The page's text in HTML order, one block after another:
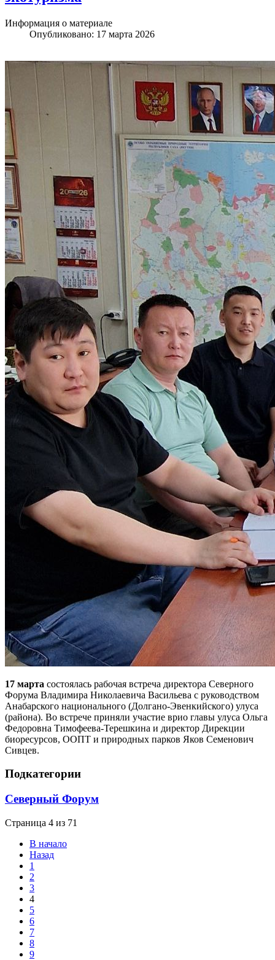
Информация о материале
Опубликовано: 17 марта 2026
17 марта состоялась рабочая встреча директора Северного
Форума Владимира Николаевича Васильева с руководством
Анабарского национального (Долгано-Эвенкийского) улуса
(района). Во встрече приняли участие врио главы улуса Ольга
Федоровна Тимофеева-Терешкина и директор Дирекции
биоресурсов, ООПТ и природных парков Яков Семенович
Сивцев.
Подкатегории
Северный Форум
Страница 4 из 71
В начало
Назад
1
2
3
4
5
6
7
8
9